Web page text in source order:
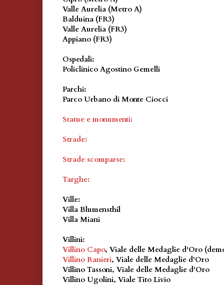
Valle Aurelia (Metro A)
Balduina (FR3)
Valle Aurelia (FR3)
Appiano (FR3)
Ospedali:
Policlinico Agostino Gemelli
Parchi:
Parco Urbano di Monte Ciocci
Statue e monumenti:
Strade:
Strade scomparse:
Targhe:
Ville:
Villa Blumensthil
Villa Miani
Villini:
Villino Capo, Viale delle Medaglie d'Oro
Villino Ranieri, Viale delle Medaglie d'Oro
Villino Tassoni, Viale delle Medaglie d'Oro
Villino Ugolini, Viale Tito Livio